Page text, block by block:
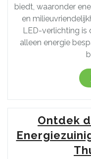
biedt, waaronder
en
LED-verlichting is
alleen energie
Ontdek